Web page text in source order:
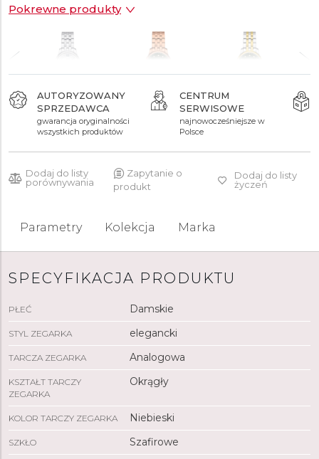
Pokrewne produkty
4 000 zł 4 600 zł 4 400 zł
AUTORYZOWANY
SPRZEDAWCA
gwarancja oryginalności
wszystkich produktów
CENTRUM
SERWISOWE
najnowocześniejsze w
Polsce
Dodaj do listy
porównywania
Zapytanie o
produkt
Dodaj do listy
życzeń
Parametry Kolekcja Marka
SPECYFIKACJA PRODUKTU
PŁEĆ Damskie
STYL ZEGARKA elegancki
TARCZA ZEGARKA Analogowa
KSZTAŁT TARCZY
ZEGARKA
Okrągły
KOLOR TARCZY ZEGARKA Niebieski
SZKŁO Szafirowe